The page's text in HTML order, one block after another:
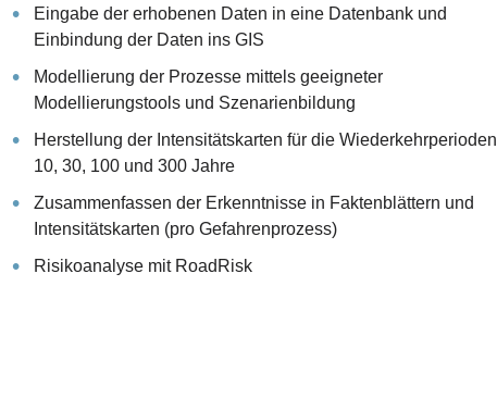
Eingabe der erhobenen Daten in eine Datenbank und
Einbindung der Daten ins GIS
Modellierung der Prozesse mittels geeigneter
Modellierungstools und Szenarienbildung
Herstellung der Intensitätskarten für die Wiederkehrperioden
10, 30, 100 und 300 Jahre
Zusammenfassen der Erkenntnisse in Faktenblättern und
Intensitätskarten (pro Gefahrenprozess)
Risikoanalyse mit RoadRisk